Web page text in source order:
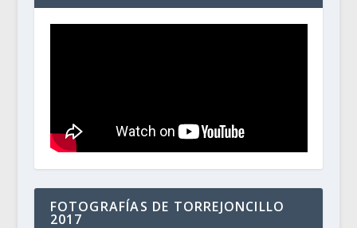
FOTOGRAFÍAS DE TORREJONCILLO
2017